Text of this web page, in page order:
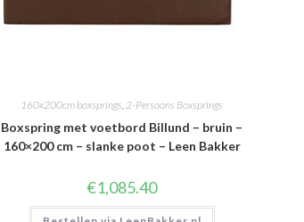
160x200cm boxsprings,2-Persoons Boxsprings
Boxspring met voetbord Billund – bruin –
160×200 cm – slanke poot – Leen Bakker
€1,085.40